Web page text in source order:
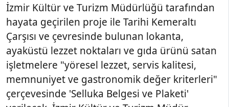
İzmir Kültür ve Turizm Müdürlüğü tarafından
hayata geçirilen proje ile Tarihi Kemeraltı
Çarşısı ve çevresinde bulunan lokanta,
ayaküstü lezzet noktaları ve gıda ürünü satan
işletmelere "yöresel lezzet, servis kalitesi,
memnuniyet ve gastronomik değer kriterleri"
çerçevesinde 'Selluka Belgesi ve Plaketi'